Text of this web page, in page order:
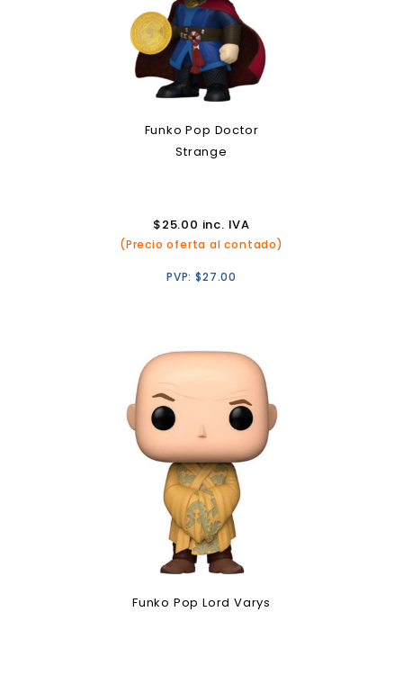
Funko Pop Doctor
Strange
$25.00 inc. IVA
(Precio oferta al contado)
PVP:$27.00
Funko Pop Lord Varys